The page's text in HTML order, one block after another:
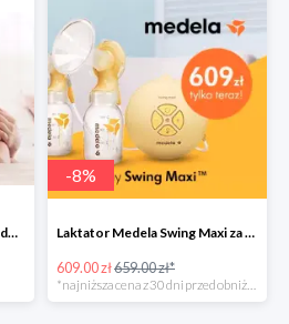
Promocja -15% na akcesoria do karmienia Chicco
-8%
Laktator Medela Swing Maxi za 609zł
609.00 zł659.00 zł*
*najniższa cena z 30 dni przed obniżką